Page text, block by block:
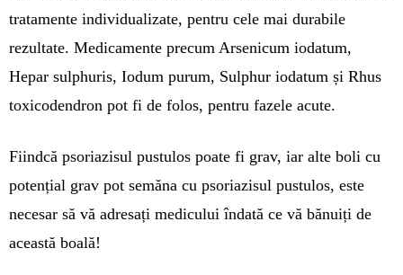
tratamente individualizate, pentru cele mai durabile
rezultate. Medicamente precum Arsenicum iodatum,
Hepar sulphuris, Iodum purum, Sulphur iodatum și Rhus
toxicodendron pot fi de folos, pentru fazele acute.
Fiindcă psoriazisul pustulos poate fi grav, iar alte boli cu
potențial grav pot semăna cu psoriazisul pustulos, este
necesar să vă adresați medicului îndată ce vă bănuiți de
această boală!